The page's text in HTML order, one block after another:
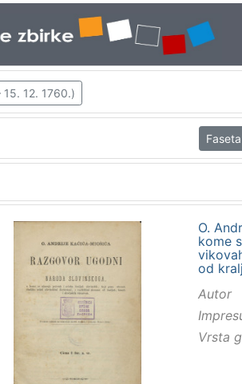
12. 1760.)
Faseta
O.
kome
od
Autor
Vrsta